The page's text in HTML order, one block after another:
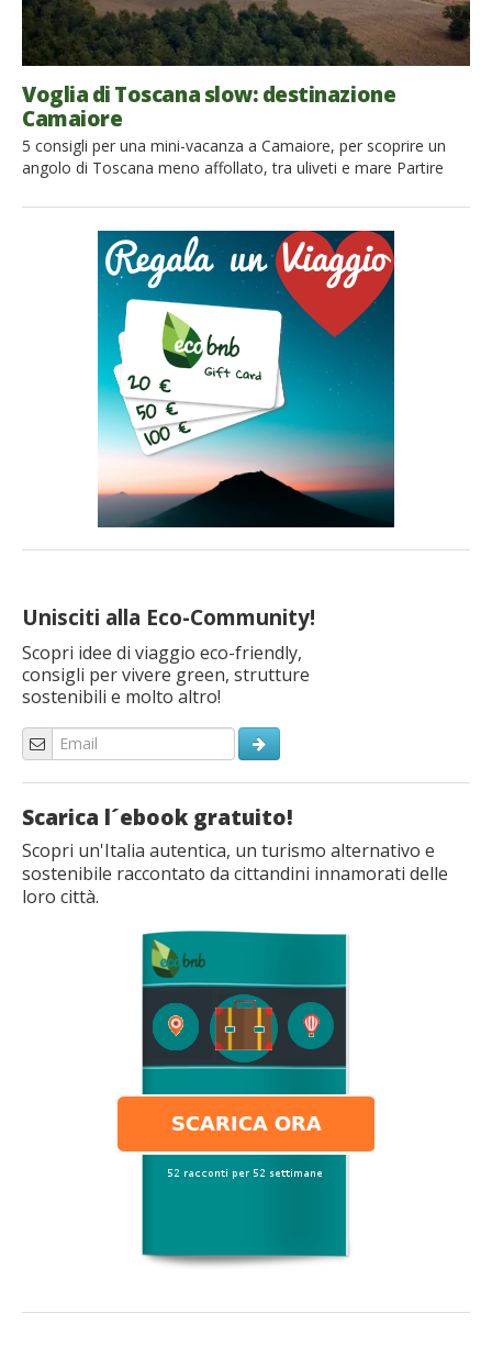
Unisciti alla Eco-Community!
Scopri idee di viaggio eco-friendly,
consigli per vivere green, strutture
sostenibili e molto altro!
Scarica l´ebook gratuito!
Scopri un'Italia autentica, un turismo alternativo e
sostenibile raccontato da cittandini innamorati delle
loro città.
Voglia di Toscana slow: destinazione
Camaiore
5 consigli per una mini-vacanza a Camaiore, per scoprire un
angolo di Toscana meno affollato, tra uliveti e mare Partire
treno, meglio ancora se in auto elettrica o in bicicletta.
Alloggiare in una fattoria tra le colline, ma versione deluxe, con
piscina e specialità a km zero: […]